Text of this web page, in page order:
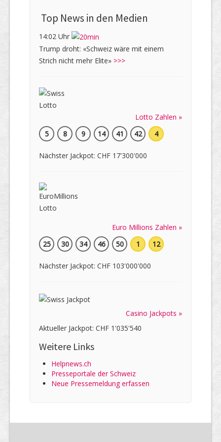
Top News in den Medien
14:02 Uhr
Trump droht: «Schweiz wäre mit einem
Strich nicht mehr Elite» >>>
Lotto Zahlen »
5
8 9 14 41 42 4
Nächster Jackpot: CHF 17'300'000
Euro Millions Zahlen »
25
30 34 46 50 1 12
Nächster Jackpot: CHF 103'000'000
Casino Jackpots »
Aktueller Jackpot: CHF 1'035'540
Weitere Links
Helpnews.ch
Presseportale der Schweiz
Neue Pressemeldung erfassen